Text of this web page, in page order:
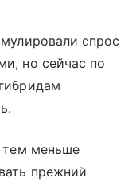
спрос
но сейчас по
тем меньше
прежний